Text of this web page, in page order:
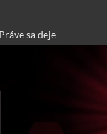
Práve sa deje